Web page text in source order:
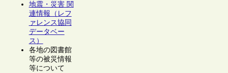
地震・災害 関
連情報（レフ
ァレンス協同
データベー
ス）
各地の図書館
等の被災情報
等について